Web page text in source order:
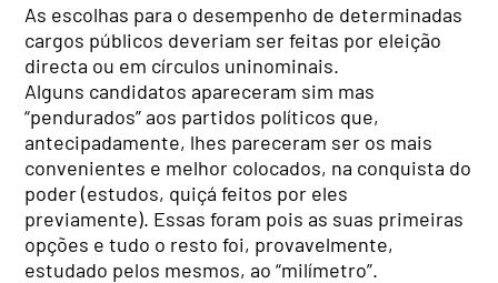
As escolhas para o desempenho de determinadas
cargos públicos deveriam ser feitas por eleição
directa ou em círculos uninominais.
Alguns candidatos apareceram sim mas
“pendurados” aos partidos políticos que,
antecipadamente, lhes pareceram ser os mais
convenientes e melhor colocados, na conquista do
poder (estudos, quiçá feitos por eles
previamente). Essas foram pois as suas primeiras
opções e tudo o resto foi, provavelmente,
estudado pelos mesmos, ao “milímetro”.